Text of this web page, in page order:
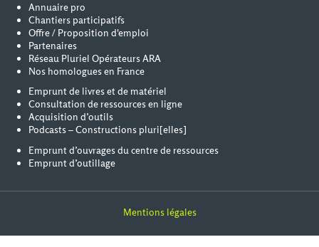
Annuaire pro
Chantiers participatifs
Offre / Proposition d'emploi
Partenaires
Réseau Pluriel Opérateurs ARA
Nos homologues en France
Emprunt de livres et de matériel
Consultation de ressources en ligne
Acquisition d’outils
Podcasts – Constructions pluri[elles]
Emprunt d’ouvrages du centre de ressources
Emprunt d’outillage
Mentions légales